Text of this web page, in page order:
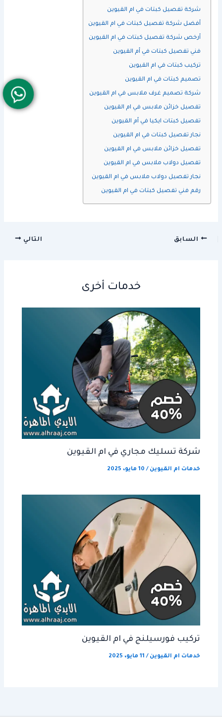
شركة تفصيل كبتات في ام القيوين
أفضل شركة تفصيل كبتات في ام القيوين
أرخص شركة تفصيل كبتات في ام القيوين
فني تفصيل كبتات في أم القيوين
تركيب كبتات في ام القيوين
تصميم كبتات في ام القيوين
شركة تصميم غرف ملابس في ام القيوين
تفصيل خزائن ملابس في ام القيوين
تفصيل كبتات ايكيا في أم القيوين
نجار تفصيل كبتات في ام القيوين
تفصيل خزائن ملابس في ام القيوين
تفصيل دولاب ملابس في ام القيوين
نجار تفصيل دولاب ملابس في ام القيوين
رقم فني تفصيل كبتات في ام القيوين
السابق التالي
خدمات أخرى
شركة تسليك مجاري في ام القيوين
خدمات ام القيوين / 10 مايو، 2025
تركيب فورسيلنج في ام القيوين
خدمات ام القيوين / 11 مايو، 2025